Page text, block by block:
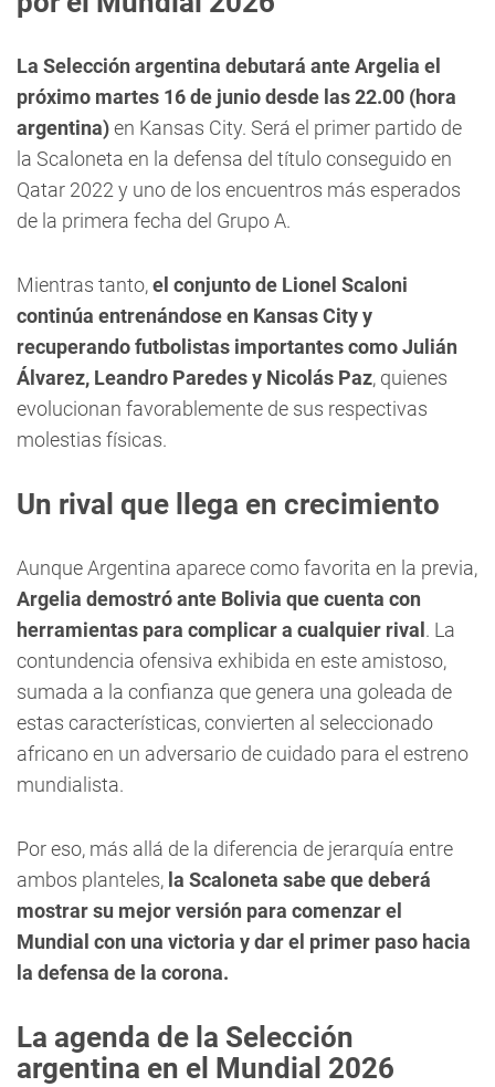
La Selección argentina debutará ante Argelia el
próximo martes 16 de junio desde las 22.00 (hora
argentina)en Kansas City. Será el primer partido de
la Scaloneta en la defensa del título conseguido en
Qatar 2022 y uno de los encuentros más esperados
de la primera fecha del Grupo A.
Mientras tanto,el conjunto de Lionel Scaloni
continúa entrenándose en Kansas City y
recuperando futbolistas importantes como Julián
Álvarez, Leandro Paredes y Nicolás Paz, quienes
evolucionan favorablemente de sus respectivas
molestias físicas.
Un rival que llega en crecimiento
Aunque Argentina aparece como favorita en la previa,
Argelia demostró ante Bolivia que cuenta con
herramientas para complicar a cualquier rival . La
contundencia ofensiva exhibida en este amistoso,
sumada a la confianza que genera una goleada de
estas características, convierten al seleccionado
africano en un adversario de cuidado para el estreno
mundialista.
Por eso, más allá de la diferencia de jerarquía entre
ambos planteles, la Scaloneta sabe que deberá
mostrar su mejor versión para comenzar el
Mundial con una victoria y dar el primer paso hacia
la defensa de la corona.
La agenda de la Selección
argentina en el Mundial 2026